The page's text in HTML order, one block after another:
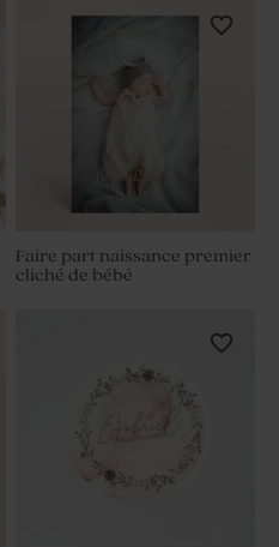
Faire part naissance premier
cliché de bébé